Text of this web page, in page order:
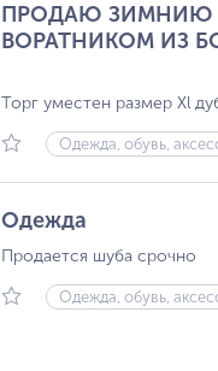
ПРОДАЮ ЗИМНИЮ
ВОРАТНИКОМ ИЗ
Торг уместен размер Xl
Одежда, обувь,
Одежда
Продается шуба срочно
Одежда, обувь,